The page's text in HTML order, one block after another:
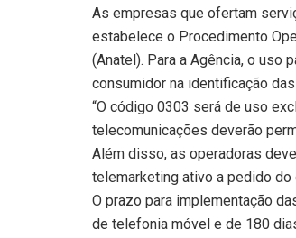
As empresas que ofertam
estabelece o Procedimento
(Anatel). Para a Agência, o uso
consumidor na identificação
“O código 0303 será de uso
telecomunicações deverão
Além disso, as operadoras
telemarketing ativo a pedido do
O prazo para implementação
de telefonia móvel e de 180